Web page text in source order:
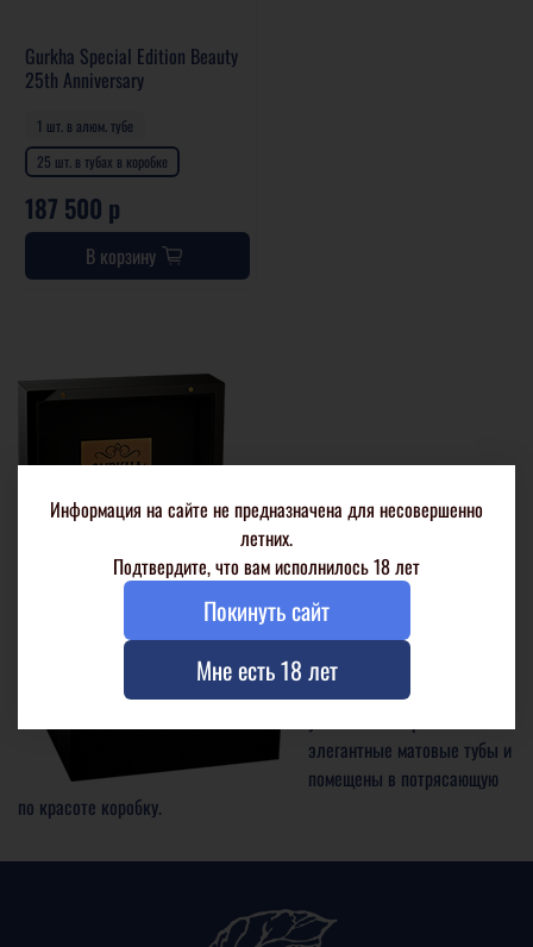
Gurkha Special Edition Beauty
25th Anniversary
1 шт. в алюм. тубе
25 шт. в тубах в коробке
187 500 р
В корзину
The Beauty. Сигары средней
крепости с мягким
сливочным вкусом с
нотками каштана, ванили и
карамели. The Beauty
элегантные матовые тубы и
помещены в потрясающую
по красоте коробку.
Информация на сайте не предназначена для несовершенно
летних.
Подтвердите, что вам исполнилось 18 лет
Покинуть сайт
Мне есть 18 лет